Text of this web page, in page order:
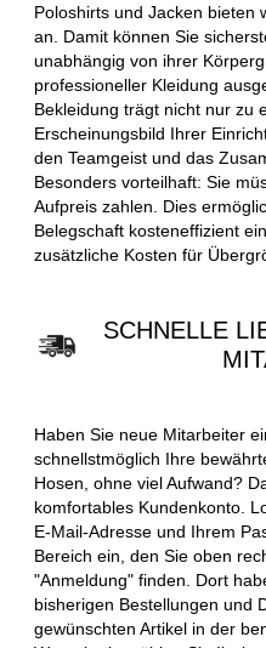
Poloshirts und Jacken bieten
an. Damit können Sie
unabhängig von ihrer
professioneller Kleidung
Bekleidung trägt nicht nur zu
Erscheinungsbild Ihrer
den Teamgeist und das
Besonders vorteilhaft: Sie
Aufpreis zahlen. Dies
Belegschaft kosteneffizient
zusätzliche Kosten für
SCHNELLE
Haben Sie neue Mitarbeiter
schnellstmöglich Ihre
Hosen, ohne viel Aufwand?
komfortables Kundenkonto.
E-Mail-Adresse und Ihrem
Bereich ein, den Sie oben
"Anmeldung" finden. Dort
bisherigen Bestellungen und
gewünschten Artikel in der